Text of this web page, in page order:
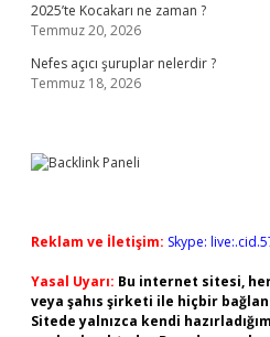
2025’te Kocakarı ne zaman ?
Temmuz 20, 2026
Nefes açıcı şuruplar nelerdir ?
Temmuz 18, 2026
Reklam ve İletişim: Skype:
Yasal Uyarı: Bu internet sitesi,
veya şahıs şirketi ile hiçbir
Sitede yalnızca kendi